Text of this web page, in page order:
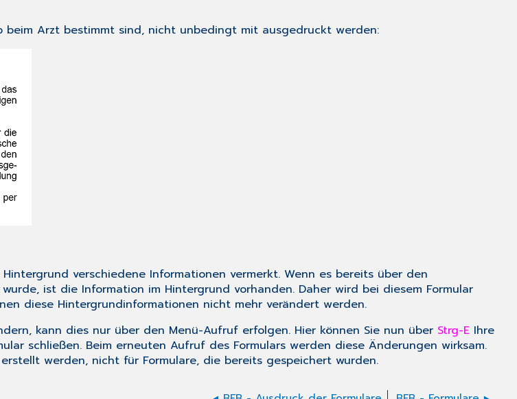
beim Arzt bestimmt sind, nicht unbedingt mit ausgedruckt werden:
verschiedene Informationen vermerkt. Wenn es bereits über den
ist die Information im Hintergrund vorhanden. Daher wird bei diesem Formular
diese Hintergrundinformationen nicht mehr verändert werden.
kann dies nur über den Menü-Aufruf erfolgen. Hier können Sie nun über Strg-E Ihre
schließen. Beim erneuten Aufruf des Formulars werden diese Änderungen wirksam.
werden, nicht für Formulare, die bereits gespeichert wurden.